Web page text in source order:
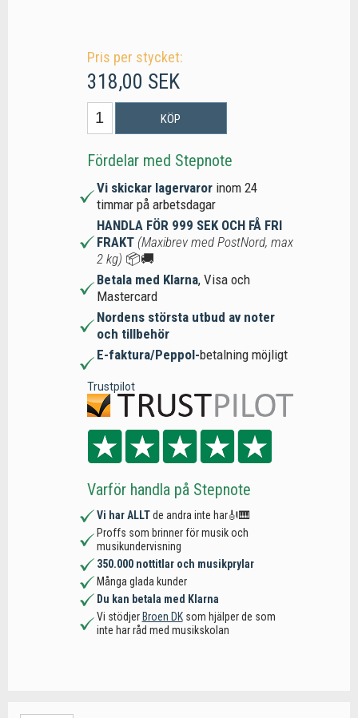
Pris per stycket:
318,00 SEK
KÖP
Fördelar med Stepnote
Vi skickar lagervaror inom 24
timmar på arbetsdagar
HANDLA FÖR 999 SEK OCH FÅ FRI
FRAKT (Maxibrev med PostNord, max
2 kg) 📦🚚
Betala med Klarna, Visa och
Mastercard
Nordens största utbud av noter
och tillbehör
E-faktura/Peppol-betalning möjligt
Trustpilot
Varför handla på Stepnote
Vi har ALLTde andra inte har🎻🎹
Proffs som brinner för musik och
musikundervisning
350.000 nottitlar och musikprylar
Många glada kunder
Du kan betala med Klarna
Vi stödjer Broen DKsom hjälper de som
inte har råd med musikskolan